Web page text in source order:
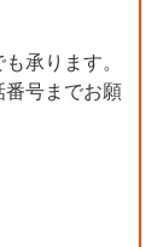
承ります。
号までお願